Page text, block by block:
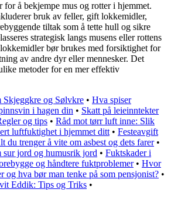
for å bekjempe mus og rotter i hjemmet.
bruk av feller, gift lokkemidler,
tiltak som å tette hull og sikre
strategisk langs musens eller rottens
bør brukes med forsiktighet for
av andre dyr eller mennesker. Det
metoder for en mer effektiv
Skjeggkre og Sølvkre • Hva spiser
i hagen din • Skatt på leieinntekter
og tips • Råd mot tørr luft inne: Slik
luftfuktighet i hjemmet ditt • Festeavgift
du trenger å vite om asbest og dets farer•
jord og humusrik jord • Fuktskader i
og håndtere fuktproblemer• Hvor
og hva bør man tenke på som pensjonist? •
Eddik: Tips og Triks •